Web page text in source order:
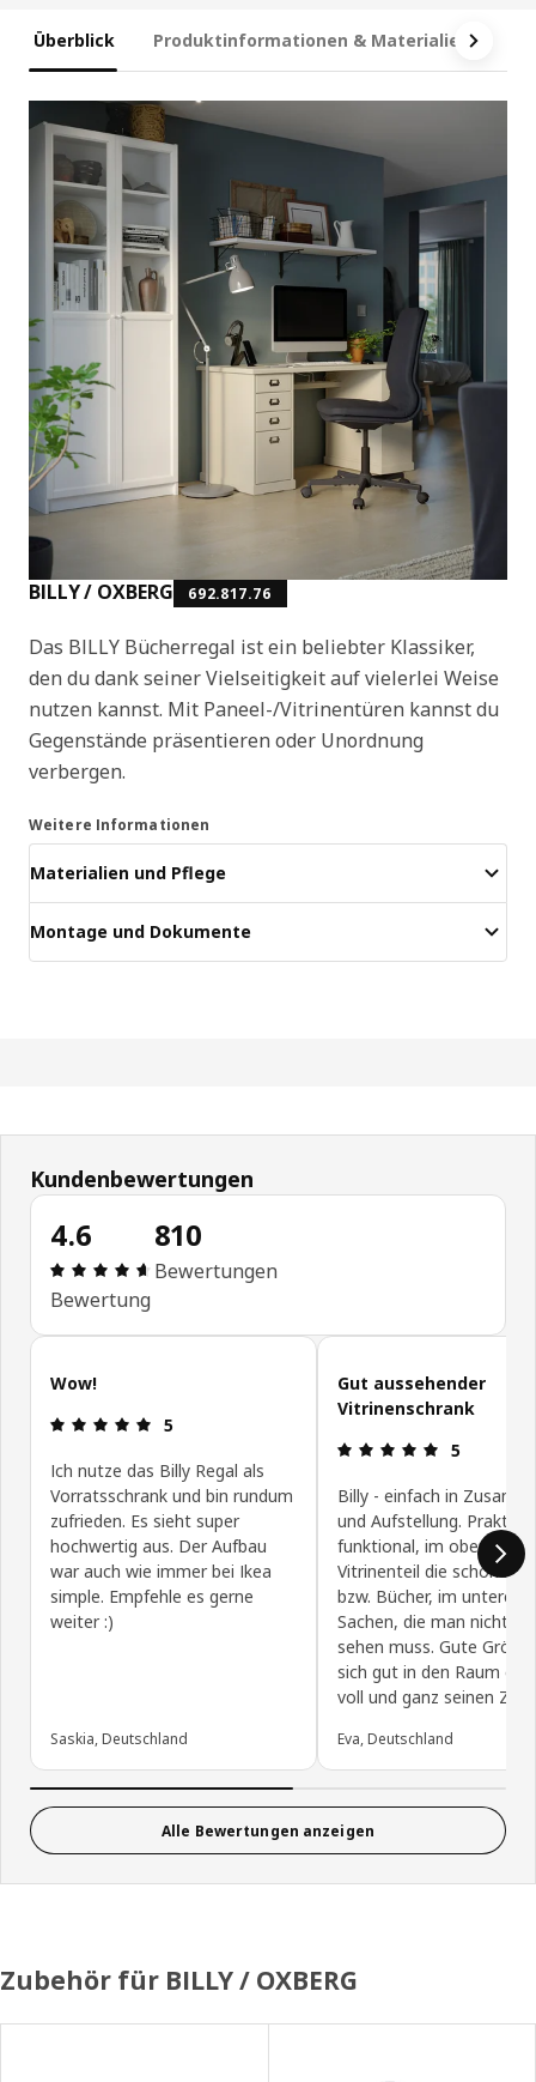
Überblick Produktinformationen & Materialien
BILLY / OXBERG 692.817.76
Das BILLY Bücherregal ist ein beliebter Klassiker,
den du dank seiner Vielseitigkeit auf vielerlei Weise
nutzen kannst. Mit Paneel-/Vitrinentüren kannst du
Gegenstände präsentieren oder Unordnung
verbergen.
Weitere Informationen
Materialien und Pflege
Montage und Dokumente
Kundenbewertungen
4.6
Bewertung: 4.6 von 5 Sterne Alle Bewertungen:
Bewertung
810
Bewertungen
Kundenbewertungen überspringen
Wow!
Bewertung: 5 von 5 Sterne
5
Ich nutze das Billy Regal als
Vorratsschrank und bin rundum
zufrieden. Es sieht super
hochwertig aus. Der Aufbau
war auch wie immer bei Ikea
simple. Empfehle es gerne
weiter :)
Saskia, Deutschland
Gut aussehender
Vitrinenschrank
5
Billy - einfach in
und Aufstellung.
funktional, im oberen
Vitrinenteil die schönen
bzw. Bücher, im unteren
Sachen, die man nicht
sehen muss. Gute
sich gut in den Raum
voll und ganz seinen
Eva, Deutschland
Alle Bewertungen anzeigen
Zubehör für BILLY / OXBERG